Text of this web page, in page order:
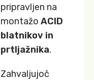
pripravljen na
montažo ACID
blatnikov in
prtljažnika.
Zahvaljujoč